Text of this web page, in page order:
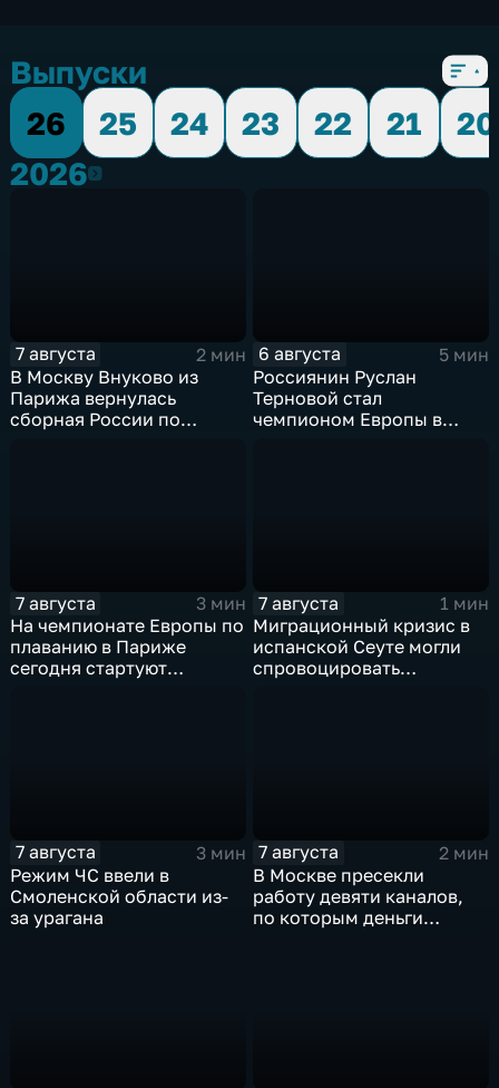
Выпуски
26
25 24 23 22 21
20
20262026
7 августа
2 мин
В Москву Внуково из
Парижа вернулась
сборная России по
6 августа
5 мин
Россиянин Руслан
Терновой стал
чемпионом Европы в
7 августа
3 мин
На чемпионате Европы по
плаванию в Париже
сегодня стартуют
7 августа
1 мин
Миграционный кризис в
испанской Сеуте могли
спровоцировать
7 августа
3 мин
Режим ЧС ввели в
Смоленской области из-
за урагана
7 августа
2 мин
В Москве пресекли
работу девяти каналов,
по которым деньги